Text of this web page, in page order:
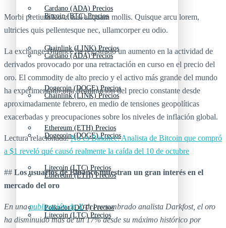
Cardano (ADA) Precios
Chainlink (LINK) Precios
Dogecoin (DOGE) Precios
Ethereum (ETH) Precios
Litecoin (LTC) Precios
Polkadot (DOT) Precios
Bitcoin (BTC) Precios
Cardano (ADA) Precios
Chainlink (LINK) Precios
Dogecoin (DOGE) Precios
Ethereum (ETH) Precios
Litecoin (LTC) Precios
Morbi pretium leo et nisl aliquam mollis. Quisque arcu lorem,
ultricies quis pellentesque nec, ullamcorper eu odio.
La exchange Binance ha registrado un aumento en la actividad de
derivados provocado por una retractación en curso en el precio del
oro. El commodity de alto precio y el activo más grande del mundo
ha experimentado una disminución del precio constante desde
aproximadamente febrero, en medio de tensiones geopolíticas
exacerbadas y preocupaciones sobre los niveles de inflación global.
Lectura relacionada:No es Binance: Analista de Bitcoin que compró
a $1 reveló qué causó realmente la caída del 10 de octubre
## Los usuarios de Binance muestran un gran interés en el
mercado del oro
En unapublicación de Xdel renombrado analista Darkfost, el oro
ha disminuido más de un 17% desde su máximo histórico por